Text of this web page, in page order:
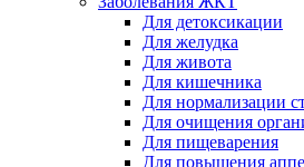
Для детоксикации
Для желудка
Для живота
Для кишечника
Для нормализации
Для очищения
Для пищеварения
Для повышения